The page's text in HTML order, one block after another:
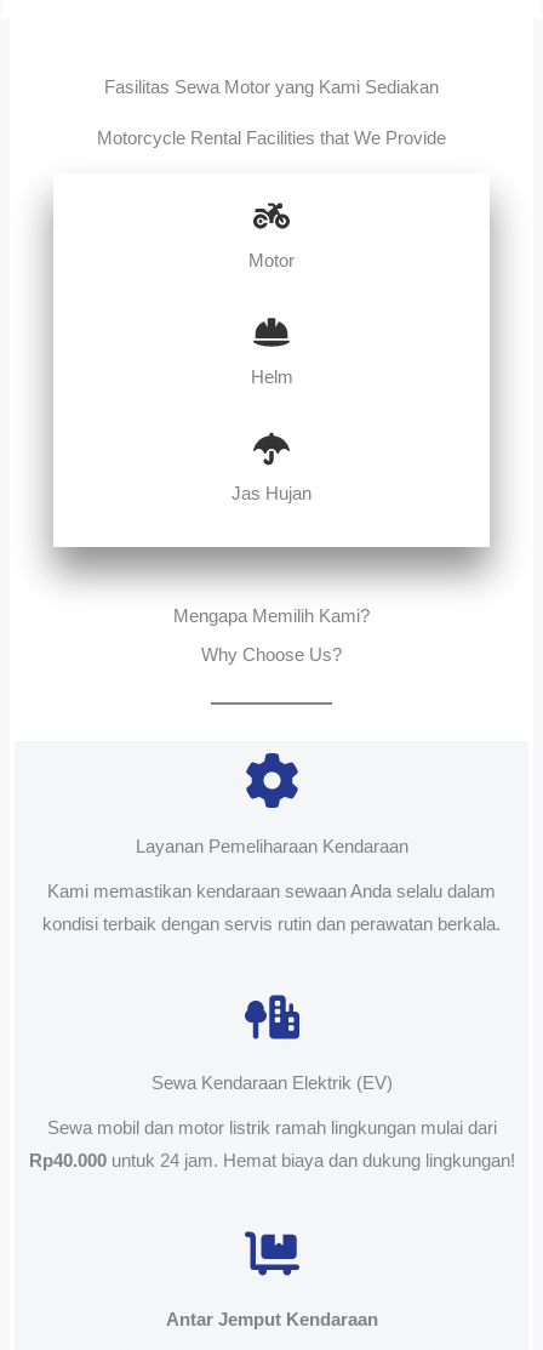
Fasilitas Sewa Motor yang Kami Sediakan
Motorcycle Rental Facilities that We Provide
Motor
Helm
Jas Hujan
Mengapa Memilih Kami?
Why Choose Us?
Layanan Pemeliharaan Kendaraan
Kami memastikan kendaraan sewaan Anda selalu dalam
kondisi terbaik dengan servis rutin dan perawatan berkala.
Sewa Kendaraan Elektrik (EV)
Sewa mobil dan motor listrik ramah lingkungan mulai dari
Rp40.000untuk 24 jam. Hemat biaya dan dukung lingkungan!
Antar Jemput Kendaraan